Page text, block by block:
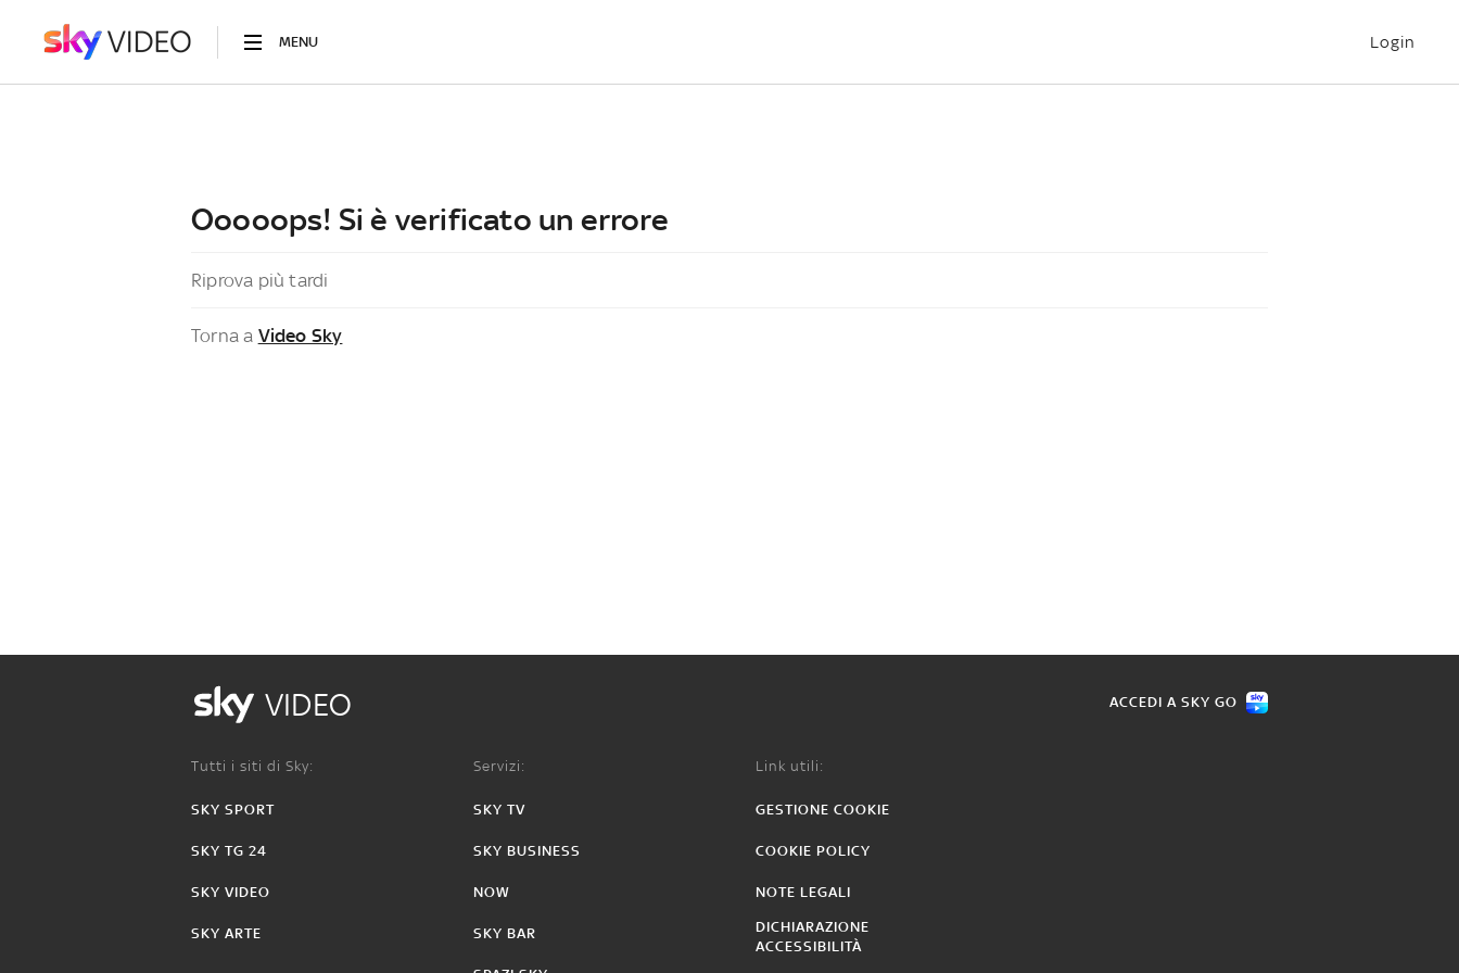
MENU Login
Ooooops! Si è verificato un errore
Riprova più tardi
Torna a Video Sky
VIDEO ACCEDI A SKY GO
Tutti i siti di Sky:
SKY SPORT
SKY TG 24
SKY VIDEO
SKY ARTE
Servizi:
SKY TV
SKY BUSINESS
NOW
SKY BAR
Link utili:
GESTIONE COOKIE
COOKIE POLICY
NOTE LEGALI
DICHIARAZIONE
ACCESSIBILITÀ